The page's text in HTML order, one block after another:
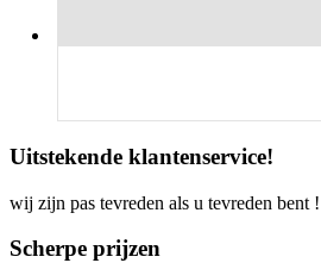
Uitstekende klantenservice!
wij zijn pas tevreden als u tevreden bent !
Scherpe prijzen